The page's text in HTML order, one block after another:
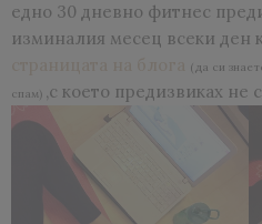
едно 30 дневно фитнес
изминалия месец всеки ден
(да си
спам) ,с което предизвиках не